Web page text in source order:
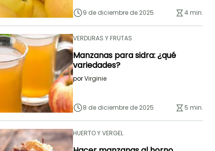
9 de diciembre de 2025 4 min.
VERDURAS Y FRUTAS
Manzanas para sidra: ¿qué
variedades?
porVirginie
8 de diciembre de 2025 5 min.
HUERTO Y VERGEL